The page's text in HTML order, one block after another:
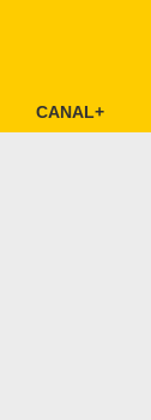
CANAL+